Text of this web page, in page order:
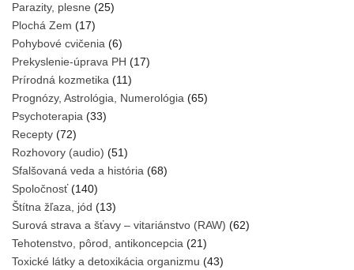
Parazity, plesne (25)
Plochá Zem (17)
Pohybové cvičenia (6)
Prekyslenie-úprava PH (17)
Prírodná kozmetika (11)
Prognózy, Astrológia, Numerológia (65)
Psychoterapia (33)
Recepty (72)
Rozhovory (audio) (51)
Sfalšovaná veda a história (68)
Spoločnosť(140)
Štítna žľaza, jód (13)
Surová strava a šťavy – vitariánstvo (RAW) (62)
Tehotenstvo, pôrod, antikoncepcia (21)
Toxické látky a detoxikácia organizmu (43)